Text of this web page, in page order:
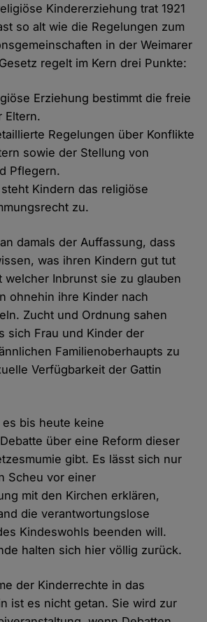
Kindererziehung trat 1921
so alt wie die Regelungen zum
in der Weimarer
regelt im Kern drei Punkte:
Erziehung bestimmt die freie
Eltern.
Regelungen über Konflikte
sowie der Stellung von
Pflegern.
Kindern das religiöse
zu.
damals der Auffassung, dass
was ihren Kindern gut tut
welcher Inbrunst sie zu glauben
ohnehin ihre Kinder nach
Zucht und Ordnung sahen
sich Frau und Kinder der
Familienoberhaupts zu
Verfügbarkeit der Gattin
bis heute keine
über eine Reform dieser
gibt. Es lässt sich nur
Scheu vor einer
mit den Kirchen erklären,
die verantwortungslose
Kindeswohls beenden will.
halten sich hier völlig zurück.
der Kinderrechte in das
ist es nicht getan. Sie wird zur